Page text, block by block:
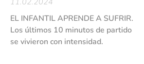
EL INFANTIL APRENDE A SUFRIR.
Los últimos 10 minutos de partido
se vivieron con intensidad.